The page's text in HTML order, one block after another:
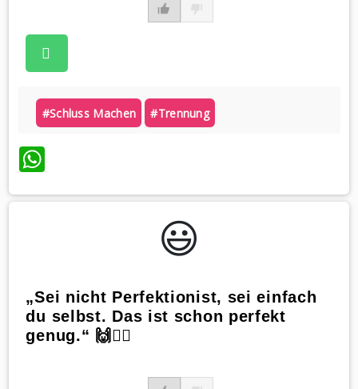
#schluss Machen #trennung
WhatsApp
😃️
„Sei nicht Perfektionist, sei einfach
du selbst. Das ist schon perfekt
genug.“ 🙌💁‍♀️